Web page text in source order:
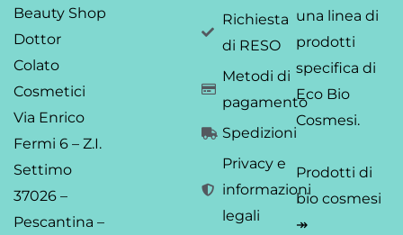
Beauty Shop
Dottor
Colato
Cosmetici
Via Enrico
Fermi 6 – Z.I.
Settimo
37026 –
Pescantina –
Richiesta
di RESO
Metodi di
pagamento
Spedizioni
Privacy e
informazioni
legali
una linea di
prodotti
specifica di
Eco Bio
Cosmesi.
Prodotti di
bio cosmesi
↠